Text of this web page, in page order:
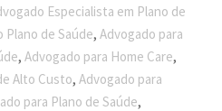
Especialista em Plano de
Plano de Saúde,Advogado para
,Advogado para Home Care,
Alto Custo,Advogado para
para Plano de Saúde,